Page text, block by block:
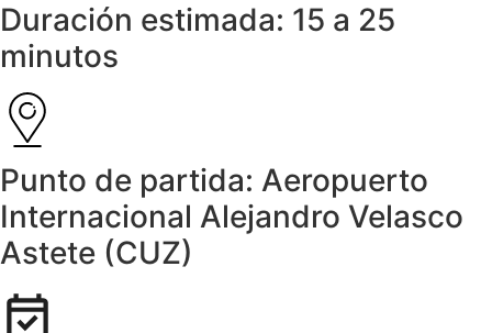
Duración estimada: 15 a 25
minutos
Punto de partida: Aeropuerto
Internacional Alejandro Velasco
Astete (CUZ)